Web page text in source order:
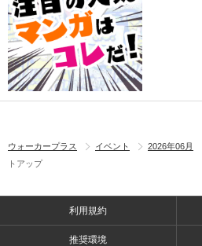
ウォーカープラス イベント 2026年06月
トアップ
利用規約
推奨環境